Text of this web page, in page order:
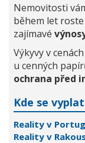
Nemovitosti
během let
zajímavé
Výkyvy v
u cenných
ochrana před
Kde se
Reality v
Reality v